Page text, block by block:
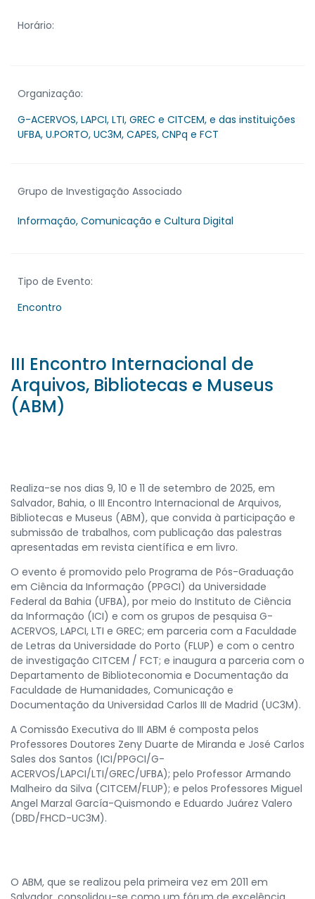
Horário:
Organização:
G-ACERVOS, LAPCI, LTI, GREC e CITCEM, e das instituições
UFBA, U.PORTO, UC3M, CAPES, CNPq e FCT
Grupo de Investigação Associado
Informação, Comunicação e Cultura Digital
Tipo de Evento:
Encontro
III Encontro Internacional de
Arquivos, Bibliotecas e Museus
(ABM)
Realiza-se nos dias 9, 10 e 11 de setembro de 2025, em
Salvador, Bahia, o III Encontro Internacional de Arquivos,
Bibliotecas e Museus (ABM), que convida à participação e
submissão de trabalhos, com publicação das palestras
apresentadas em revista científica e em livro.
O evento é promovido pelo Programa de Pós-Graduação
em Ciência da Informação (PPGCI) da Universidade
Federal da Bahia (UFBA), por meio do Instituto de Ciência
da Informação (ICI) e com os grupos de pesquisa G-
ACERVOS, LAPCI, LTI e GREC; em parceria com a Faculdade
de Letras da Universidade do Porto (FLUP) e com o centro
de investigação CITCEM / FCT; e inaugura a parceria com o
Departamento de Biblioteconomia e Documentação da
Faculdade de Humanidades, Comunicação e
Documentação da Universidad Carlos III de Madrid (UC3M).
A Comissão Executiva do III ABM é composta pelos
Professores Doutores Zeny Duarte de Miranda e José Carlos
Sales dos Santos (ICI/PPGCI/G-
ACERVOS/LAPCI/LTI/GREC/UFBA); pelo Professor Armando
Malheiro da Silva (CITCEM/FLUP); e pelos Professores Miguel
Angel Marzal García-Quismondo e Eduardo Juárez Valero
(DBD/FHCD-UC3M).
O ABM, que se realizou pela primeira vez em 2011 em